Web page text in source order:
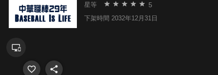
星等 5
下架時間 2032年12月31日